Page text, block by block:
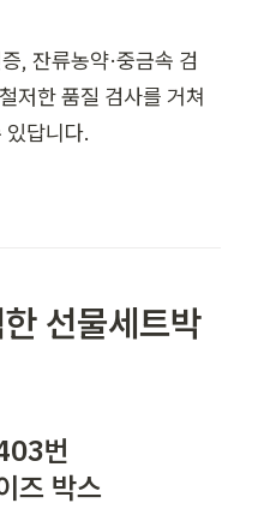
, 잔류농약·중금속 검
저한 품질 검사를 거쳐
있답니다.
선물세트박
번
즈 박스